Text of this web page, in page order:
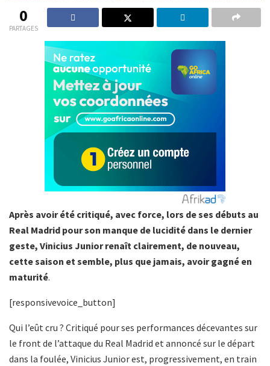
0
PARTAGES
Après avoir été critiqué, avec force, lors de ses débuts au
Real Madrid pour son manque de lucidité dans le dernier
geste, Vinicius Junior renaît clairement, de nouveau,
cette saison et semble, plus que jamais, avoir gagné en
maturité.
[responsivevoice_button]
Qui l’eût cru ? Critiqué pour ses performances décevantes sur
le front de l’attaque du Real Madrid et annoncé sur le départ
dans la foulée, Vinicius Junior est, progressivement, en train